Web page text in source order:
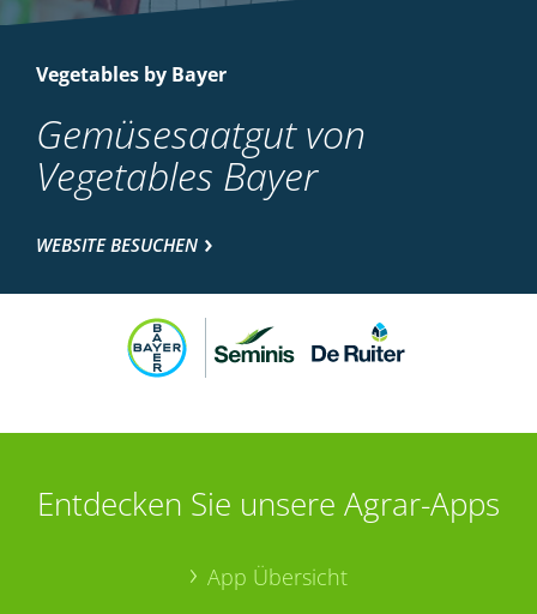
Vegetables by Bayer
Gemüsesaatgut von
Vegetables Bayer
WEBSITE BESUCHEN
Entdecken Sie unsere Agrar-Apps
App Übersicht